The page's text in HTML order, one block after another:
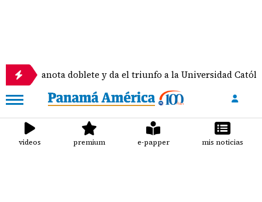
doblete y da el triunfo a la Universidad Católica
videos premium e-papper mis noticias